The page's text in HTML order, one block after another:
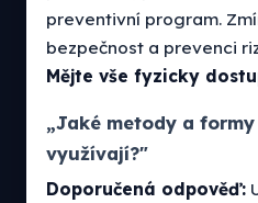
preventivní program.
bezpečnost a prevenci
Mějte vše fyzicky
„Jaké metody a
využívají?"
Doporučená odpověď: